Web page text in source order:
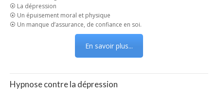
⦿ La dépression
⦿ Un épuisement moral et physique
⦿ Un manque d’assurance, de confiance en soi.
En savoir plus...
Hypnose contre la dépression